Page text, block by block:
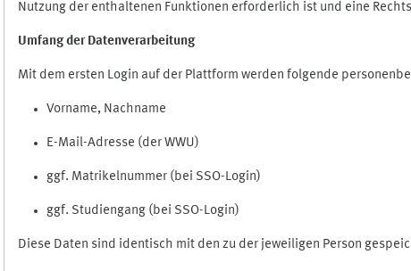
Nutzung der enthaltenen Funktionen erforderlich ist und eine
Umfang der Datenverarbeitung
Mit dem ersten Login auf der Plattform werden folgende
Vorname, Nachname
E-Mail-Adresse (der WWU)
ggf. Matrikelnummer (bei SSO-Login)
ggf. Studiengang (bei SSO-Login)
Diese Daten sind identisch mit den zu der jeweiligen Person